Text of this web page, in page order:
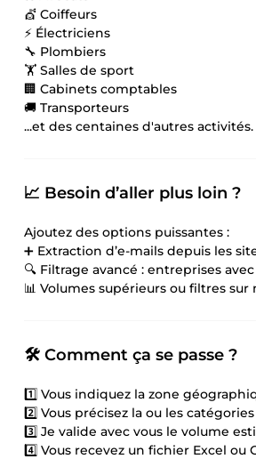
💇 Coiffeurs
⚡ Électriciens
🔧 Plombiers
🏋️ Salles de sport
🏢 Cabinets comptables
🚚 Transporteurs
...et des centaines d'autres activités.
📈 Besoin d’aller plus loin ?
Ajoutez des options puissantes :
➕ Extraction d’e-mails depuis les
🔍 Filtrage avancé : entreprises
📊 Volumes supérieurs ou filtres
🛠️ Comment ça se passe ?
1️⃣ Vous indiquez la zone
2️⃣ Vous précisez la ou les
3️⃣ Je valide avec vous le volume
4️⃣ Vous recevez un fichier Excel ou